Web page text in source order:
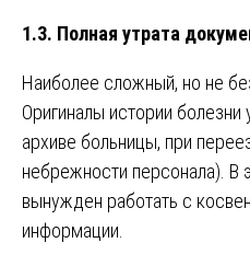
1.3. Полная утрата
Наиболее сложный, но не
Оригиналы истории болезни
архиве больницы, при
небрежности персонала). В
вынужден работать с
информации.